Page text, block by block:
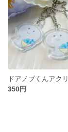
350円